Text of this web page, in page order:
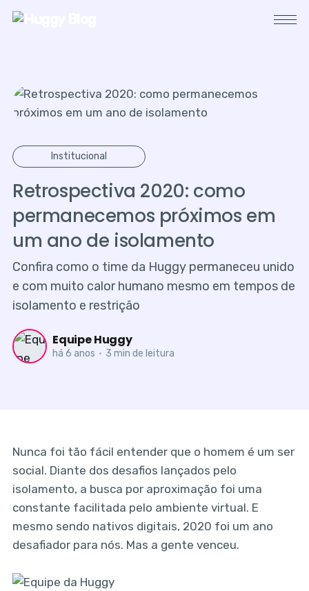
Institucional
Retrospectiva 2020: como
permanecemos próximos em
um ano de isolamento
Confira como o time da Huggy permaneceu unido
e com muito calor humano mesmo em tempos de
isolamento e restrição
Equipe Huggy
há 6 anos • 3 min de leitura
Nunca foi tão fácil entender que o homem é um ser
social. Diante dos desafios lançados pelo
isolamento, a busca por aproximação foi uma
constante facilitada pelo ambiente virtual. E
mesmo sendo nativos digitais, 2020 foi um ano
desafiador para nós. Mas a gente venceu.